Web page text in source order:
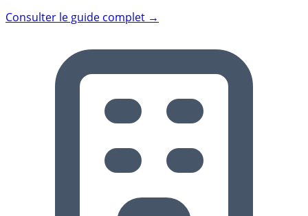
Consulter le guide complet →